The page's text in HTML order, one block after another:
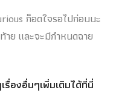
ก็อดใจรอไปก่อนนะ
ย และจะมีกำหนดฉาย
รื่องอื่นๆเพิ่มเติมได้ที่นี่